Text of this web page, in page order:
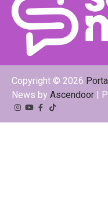
Copyright © 2026
News by Ascendoor |
Instagram
YouTube
Facebook
Tiktok